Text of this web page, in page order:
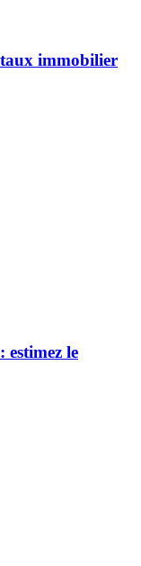
immobilier
estimez le